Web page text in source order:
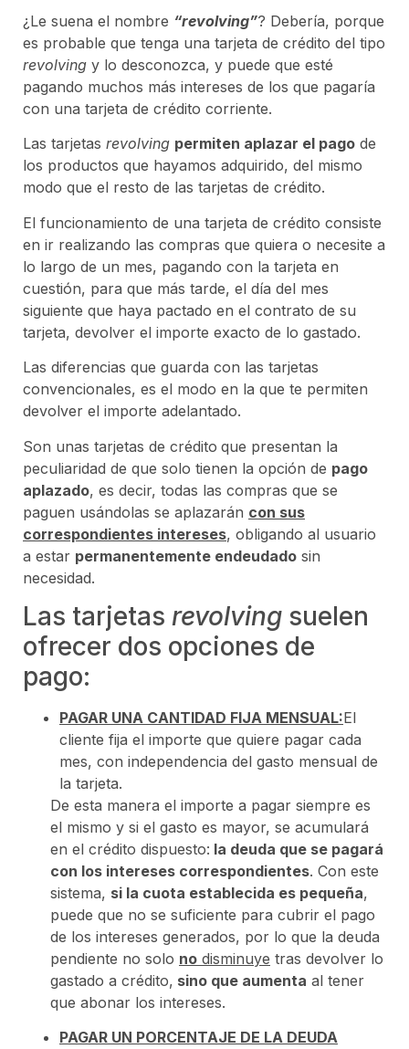
¿Le suena el nombre “revolving”? Debería, porque
es probable que tenga una tarjeta de crédito del tipo
revolving y lo desconozca, y puede que esté
pagando muchos más intereses de los que pagaría
con una tarjeta de crédito corriente.
Las tarjetas revolving permiten aplazar el pago de
los productos que hayamos adquirido, del mismo
modo que el resto de las tarjetas de crédito.
El funcionamiento de una tarjeta de crédito consiste
en ir realizando las compras que quiera o necesite a
lo largo de un mes, pagando con la tarjeta en
cuestión, para que más tarde, el día del mes
siguiente que haya pactado en el contrato de su
tarjeta, devolver el importe exacto de lo gastado.
Las diferencias que guarda con las tarjetas
convencionales, es el modo en la que te permiten
devolver el importe adelantado.
Son unas tarjetas de crédito que presentan la
peculiaridad de que solo tienen la opción de pago
aplazado, es decir, todas las compras que se
paguen usándolas se aplazarán con sus
correspondientes intereses, obligando al usuario
a estar permanentemente endeudado sin
necesidad.
Las tarjetas revolving suelen
ofrecer dos opciones de
pago:
PAGAR UNA CANTIDAD FIJA MENSUAL:El
cliente fija el importe que quiere pagar cada
mes, con independencia del gasto mensual de
la tarjeta.
De esta manera el importe a pagar siempre es
el mismo y si el gasto es mayor, se acumulará
en el crédito dispuesto: la deuda que se pagará
con los intereses correspondientes. Con este
sistema, si la cuota establecida es pequeña,
puede que no se suficiente para cubrir el pago
de los intereses generados, por lo que la deuda
pendiente no solo no disminuye tras devolver lo
gastado a crédito, sino que aumenta al tener
que abonar los intereses.
PAGAR UN PORCENTAJE DE LA DEUDA